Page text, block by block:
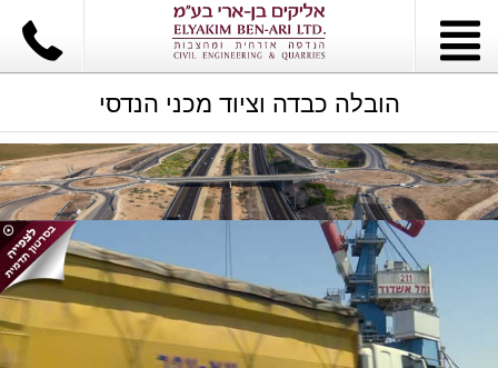
הובלה כבדה וציוד מכני הנדסי